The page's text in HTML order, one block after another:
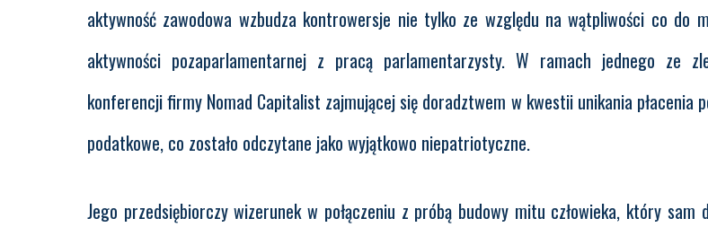
aktywność zawodowa wzbudza kontrowersje nie tylko ze względu na wątpliwości co do
aktywności pozaparlamentarnej z pracą parlamentarzysty. W ramach jednego ze
konferencji firmy Nomad Capitalist zajmującej się doradztwem w kwestii unikania płacenia
podatkowe, co zostało odczytane jako wyjątkowo niepatriotyczne.
Jego przedsiębiorczy wizerunek w połączeniu z próbą budowy mitu człowieka, który sam